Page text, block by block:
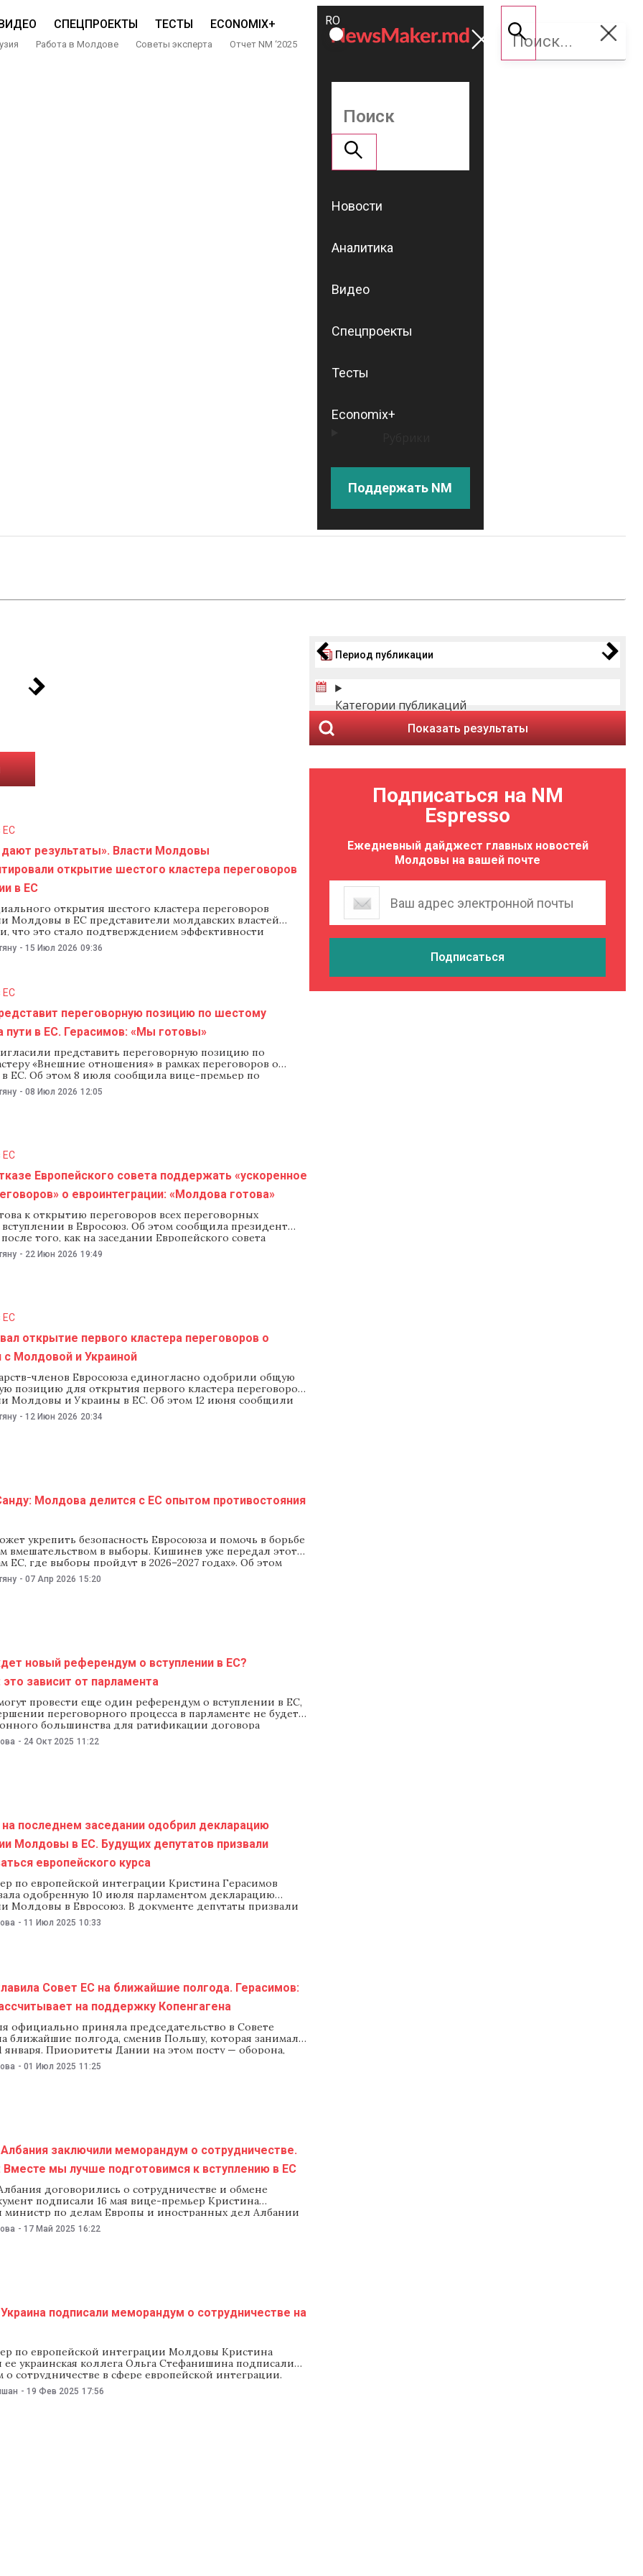
СПЕЦПРОЕКТЫ ТЕСТЫ ECONOMIX+
Работа в Молдове Советы эксперта Отчет NM ‘2025
ROMÂNĂ
RU
Поддержать
NM
Новости
Аналитика
Видео
Спецпроекты
Тесты
Economix+
Поддержать NM
ЕС
результаты». Власти Молдовы
открытие шестого кластера переговоров
в ЕС
открытия шестого кластера переговоров
Молдовы в ЕС представители молдавских властей
что это стало подтверждением эффективности
реформ и очередным шагом на пути евроинтеграции
обязанности вице-премьера по европейской
сферах, как внешняя
- 15 Июл 2026 09:36
ЕС
переговорную позицию по шестому
пути в ЕС. Герасимов: «Мы готовы»
представить переговорную позицию по
«Внешние отношения» в рамках переговоров о
в ЕС. Об этом 8 июля сообщила вице-премьер по
интеграции Кристина Герасимов. «Мы продолжаем
в переговорном процессе о вступлении в ЕС. При
- 08 Июл 2026 12:05
ЕС
Европейского совета поддержать «ускоренное
о евроинтеграции: «Молдова готова»
к открытию переговоров всех переговорных
вступлении в Евросоюз. Об этом сообщила президент
того, как на заседании Европейского совета
«ускоренное» начало переговоров о евроинтеграции
Глава Еврокомиссии Урсула фон дер Ляйен и
- 22 Июн 2026 19:49
ЕС
открытие первого кластера переговоров о
с Молдовой и Украиной
членов Евросоюза единогласно одобрили общую
позицию для открытия первого кластера переговоров
Молдовы и Украины в ЕС. Об этом 12 июня сообщили
Европейского совета Антониу Кошта и глава
Урсула фон дер Ляйен. Формально решение должны
- 12 Июн 2026 20:34
Молдова делится с ЕС опытом противостояния
укрепить безопасность Евросоюза и помочь в борьбе
вмешательством в выборы. Кишинев уже передал этот
ЕС, где выборы пройдут в 2026–2027 годах». Об этом
вице-премьер по евроинтеграции Кристина Герасимов и
по вопросам национальной безопасности
- 07 Апр 2026 15:20
новый референдум о вступлении в ЕС?
зависит от парламента
провести еще один референдум о вступлении в ЕС,
переговорного процесса в парламенте не будет
большинства для ратификации договора
интеграции страны. Это заявила 23 октября в эфире
Jurnal TV вице-премьер по вопросам европейской
- 24 Окт 2025 11:22
последнем заседании одобрил декларацию
Молдовы в ЕС. Будущих депутатов призвали
европейского курса
по европейской интеграции Кристина Герасимов
одобренную 10 июля парламентом декларацию
Молдовы в Евросоюз. В документе депутаты призвали
придерживаться европейского курса,
— обеспечить свободные и справедливые выборы.
депутатами в конце мандата парламента
- 11 Июл 2025 10:33
Совет ЕС на ближайшие полгода. Герасимов:
на поддержку Копенгагена
официально приняла председательство в Совете
ближайшие полгода, сменив Польшу, которая занимала
января. Приоритеты Дании на этом посту — оборона,
экология, миграция и расширение
Вице-премьер-министр по евроинтеграции Молдовы
- 01 Июл 2025 11:25
заключили меморандум о сотрудничестве.
Вместе мы лучше подготовимся к вступлению в ЕС
договорились о сотрудничестве и обмене
подписали 16 мая вице-премьер Кристина
министр по делам Европы и иностранных дел Албании
которые встретились в Тиране на полях саммита
политического сообщества. «У Молдовы и Албании
- 17 Май 2025 16:22
подписали меморандум о сотрудничестве на
по европейской интеграции Молдовы Кристина
ее украинская коллега Ольга Стефанишина подписали
сотрудничестве в сфере европейской интеграции.
лиц прошла в Варшаве 18 февраля. «Три года
и Украина выбрали путь вступления в ЕС. За такой
- 19 Фев 2025 17:56
Период публикации
Категории публикаций
Показать результаты
Подписаться на NM
Espresso
Ежедневный дайджест главных новостей
Молдовы на вашей почте